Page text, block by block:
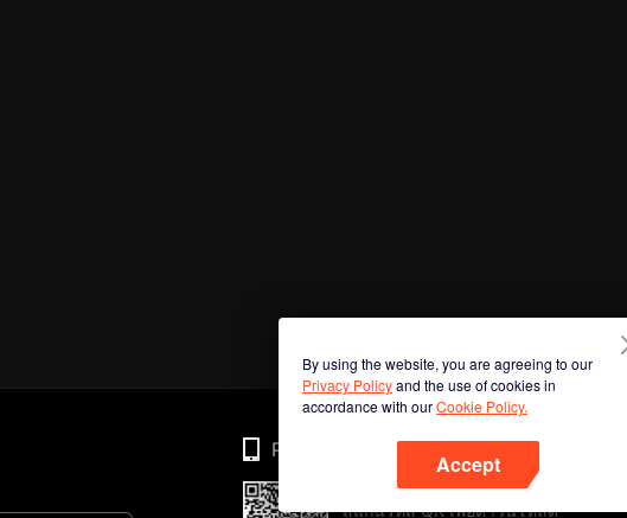
By using the website, you are agreeing to our
Privacy Policyand the use of cookies in
accordance with ourCookie Policy.
Accept
Phone
สแกนรหัส QR เพื่อดาวน์โหลด